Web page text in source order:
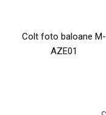
Colt foto baloane M-
AZE01